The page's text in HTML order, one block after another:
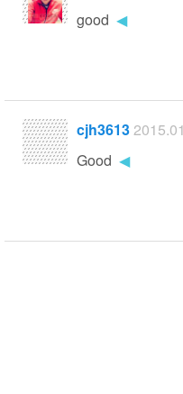
good ◀
cjh3613
Good ◀